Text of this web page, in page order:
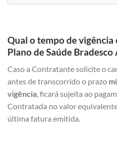
Qual o tempo de
Plano de Saúde
Caso a Contratante solicite o
antes de transcorrido o prazo
vigência, ficará sujeita ao
Contratada no valor
última fatura emitida.